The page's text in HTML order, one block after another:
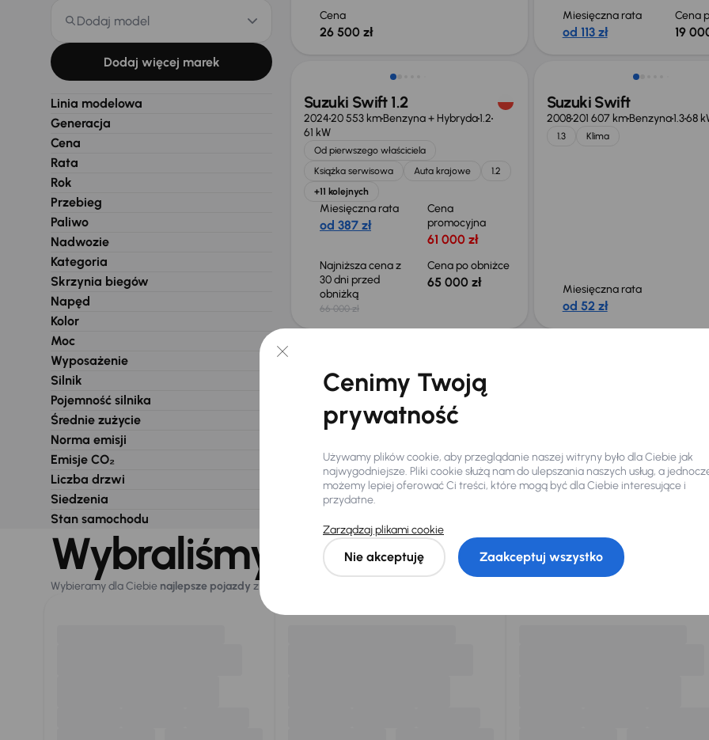
Dodaj model
Dodaj więcej marek
Linia modelowa
Generacja
Cena
Rata
Rok
Przebieg
Paliwo
Nadwozie
Kategoria
Skrzynia biegów
Napęd
Kolor
Moc
Wyposażenie
Silnik
Pojemność silnika
Średnie zużycie
Norma emisji
Emisje CO₂
Liczba drzwi
Siedzenia
Stan samochodu
Cena
26 500 zł
Miesięczna rata
od 113 zł
Cena
19
Taniej o 1 000 zł
Suzuki Swift 1.2
202420 553 kmBenzyna + Hybryda1.2
61 kW
Od pierwszego właściciela
Książka serwisowa
Auta krajowe
1.2
+11 kolejnych
Miesięczna rata
od 387 zł
Cena
promocyjna
61 000 zł
Najniższa cena z
30 dni przed
obniżką
66 000 zł
Cena po obniżce
65 000 zł
Suzuki Swift
2008201 607 kmBenzyna1.368
1.3 Klima
Miesięczna rata
od 52 zł
Nie wybrałeś auto z oferty? Nie szkodzi, w naszych oddziałach
Wybraliśmy dla Ciebie
Wybieramy dla Ciebie najlepsze pojazdy z naszej oferty. Kupimy dla Ciebie
Cenimy Twoją
prywatność
Używamy plików cookie, aby przeglądanie naszej witryny było dla Ciebie jak
najwygodniejsze. Pliki cookie służą nam do ulepszania naszych usług, a
możemy lepiej oferować Ci treści, które mogą być dla Ciebie interesujące i
przydatne.
Zarządzaj plikami cookie
Nie akceptuję Zaakceptuj wszystko